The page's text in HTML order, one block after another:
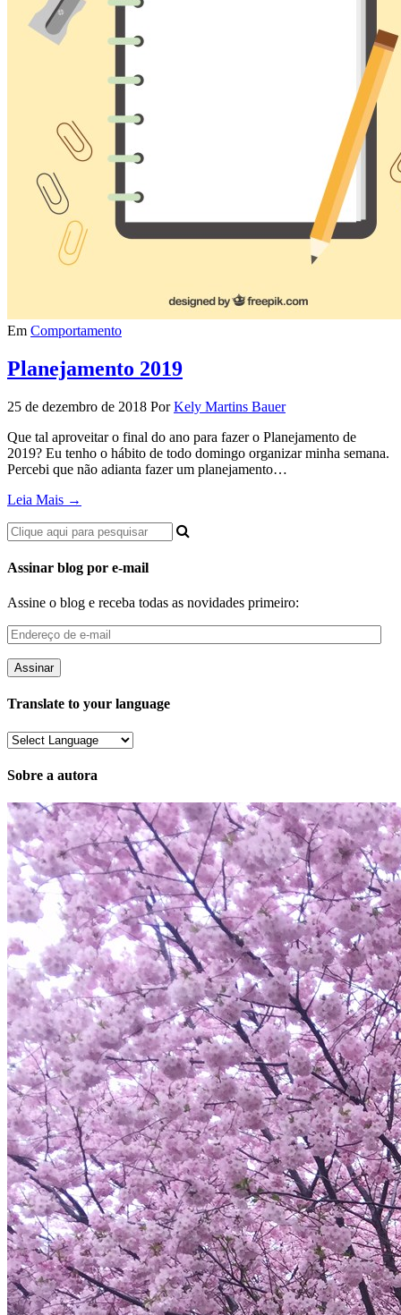
Em Comportamento
Planejamento 2019
25 de dezembro de 2018 Por Kely Martins Bauer
Que tal aproveitar o final do ano para fazer o Planejamento de
2019? Eu tenho o hábito de todo domingo organizar minha semana.
Percebi que não adianta fazer um planejamento…
Leia Mais →
Assinar blog por e-mail
Assine o blog e receba todas as novidades primeiro:
Endereço
de
e-
mail
Translate to your language
Sobre a autora